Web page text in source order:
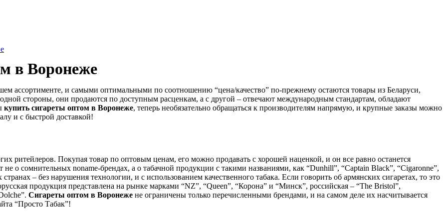
в Воронеже
ассортименте, и самыми оптимальными по соотношению “цена/качество” по-прежнему остаются товары из Беларуси,
стороны, они продаются по доступным расценкам, а с другой – отвечают международным стандартам, обладают
купить сигареты оптом в Воронеже, теперь необязательно обращаться к производителям напрямую, и крупные заказы можно
и с быстрой доставкой!
ритейлеров. Покупая товар по оптовым ценам, его можно продавать с хорошей наценкой, и он все равно останется
о сомнительных noname-брендах, а о табачной продукции с такими названиями, как “Dunhill”, “Captain Black”, “Cigaronne”,
– без нарушения технологии, и с использованием качественного табака. Если говорить об армянских сигаретах, то это
продукция представлена на рынке марками “NZ”, “Queen”, “Корона” и “Минск”, российская – “The Bristol”,
Сигареты оптом в Воронеже не ограничены только перечисленными брендами, и на самом деле их насчитывается
“Просто Табак”!